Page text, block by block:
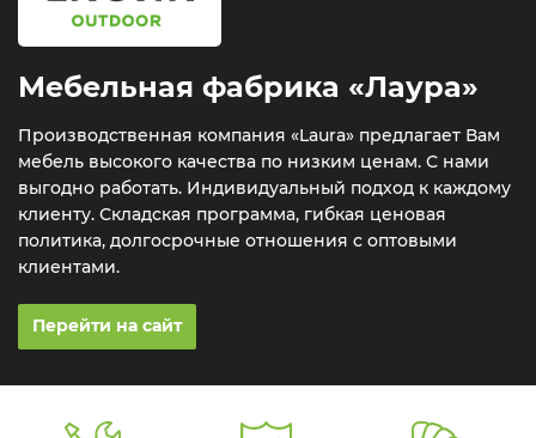
Мебельная фабрика «Лаура»
Производственная компания «Laura» предлагает Вам
мебель высокого качества по низким ценам. С нами
выгодно работать. Индивидуальный подход к каждому
клиенту. Складская программа, гибкая ценовая
политика, долгосрочные отношения с оптовыми
клиентами.
Перейти на сайт